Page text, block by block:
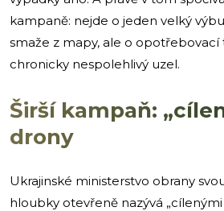
kampaně: nejde o jeden velký
smaže z mapy, ale o opotřebovací
chronicky nespolehlivý uzel.
Širší kampaň:
drony
Ukrajinské ministerstvo obrany
hloubky otevřeně nazývá